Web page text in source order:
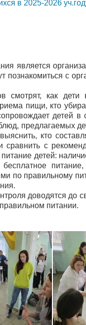
в 2025-2026
познакомиться с
как дети
пищи, кто
детей в
предлагаемых
кто
сравнить с
питание детей:
питание,
по правильному
доводятся до
питании.